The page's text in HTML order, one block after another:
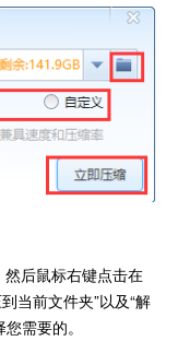
后鼠标右键点击在
当前文件夹”以及“解
需要的。